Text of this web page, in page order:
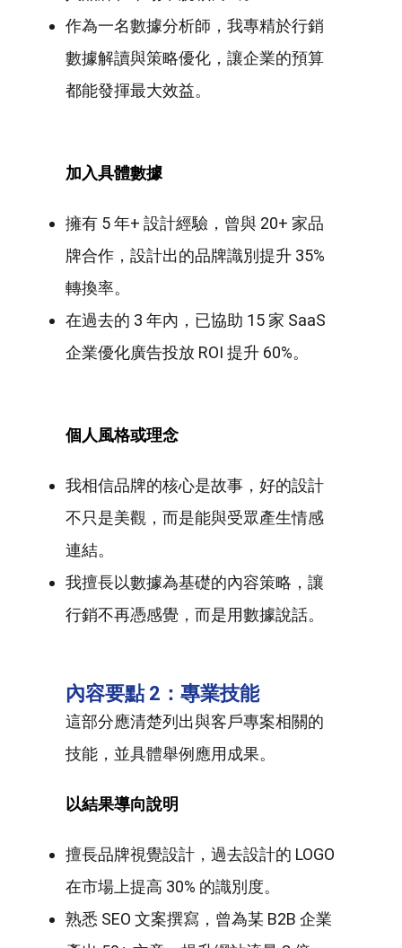
作為一名數據分析師，我專精於行銷
數據解讀與策略優化，讓企業的預算
都能發揮最大效益。
加入具體數據
擁有 5 年+ 設計經驗，曾與 20+ 家品
牌合作，設計出的品牌識別提升 35%
轉換率。
在過去的 3 年內，已協助 15 家 SaaS
企業優化廣告投放 ROI 提升 60%。
個人風格或理念
我相信品牌的核心是故事，好的設計
不只是美觀，而是能與受眾產生情感
連結。
我擅長以數據為基礎的內容策略，讓
行銷不再憑感覺，而是用數據說話。
內容要點 2：專業技能
這部分應清楚列出與客戶專案相關的
技能，並具體舉例應用成果。
以結果導向說明
擅長品牌視覺設計，過去設計的 LOGO
在市場上提高 30% 的識別度。
熟悉 SEO 文案撰寫，曾為某 B2B 企業